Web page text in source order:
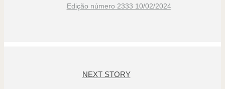
Edição número 2333 10/02/2024
NEXT STORY